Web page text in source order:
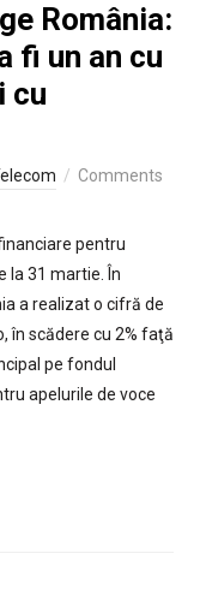
România:
fi un an cu
cu
Comments
pentru
la 31 martie. În
a realizat o cifră de
în scădere cu 2% faţă
pe fondul
apelurile de voce